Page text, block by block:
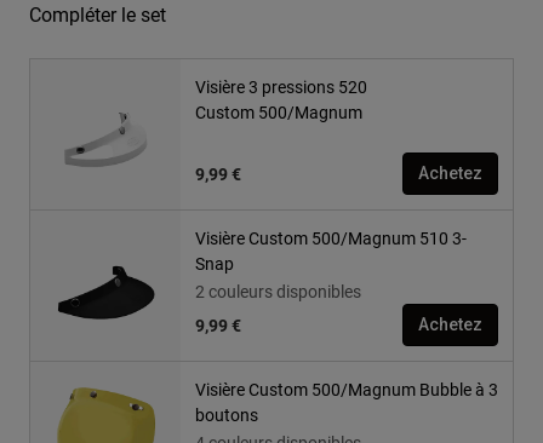
Compléter le set
Visière 3 pressions 520
Custom 500/Magnum
9,99 € Achetez
Visière Custom 500/Magnum 510 3-
Snap
2 couleurs disponibles
9,99 €
Achetez
Visière Custom 500/Magnum Bubble à 3
boutons